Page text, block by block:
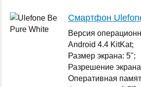
Смартфон
Версия
Android 4.4 KitKat;
Размер экрана: 5";
Разрешение
Оперативная